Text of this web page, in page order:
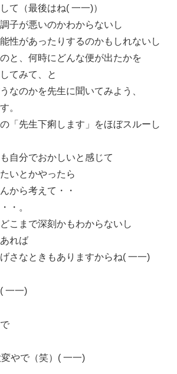
て（最後はね( 一一)）
子が悪いのかわからないし
性があったりするのかもしれないし
と、何時にどんな便が出たかを
てみて、と
なのかを先生に聞いてみよう、
。
「先生下痢します」をほぼスルーし
自分でおかしいと感じて
いとかやったら
から考えて・・
・。
こまで深刻かもわからないし
れば
さなときもありますからね( 一一)
一一)
やで（笑）( 一一)